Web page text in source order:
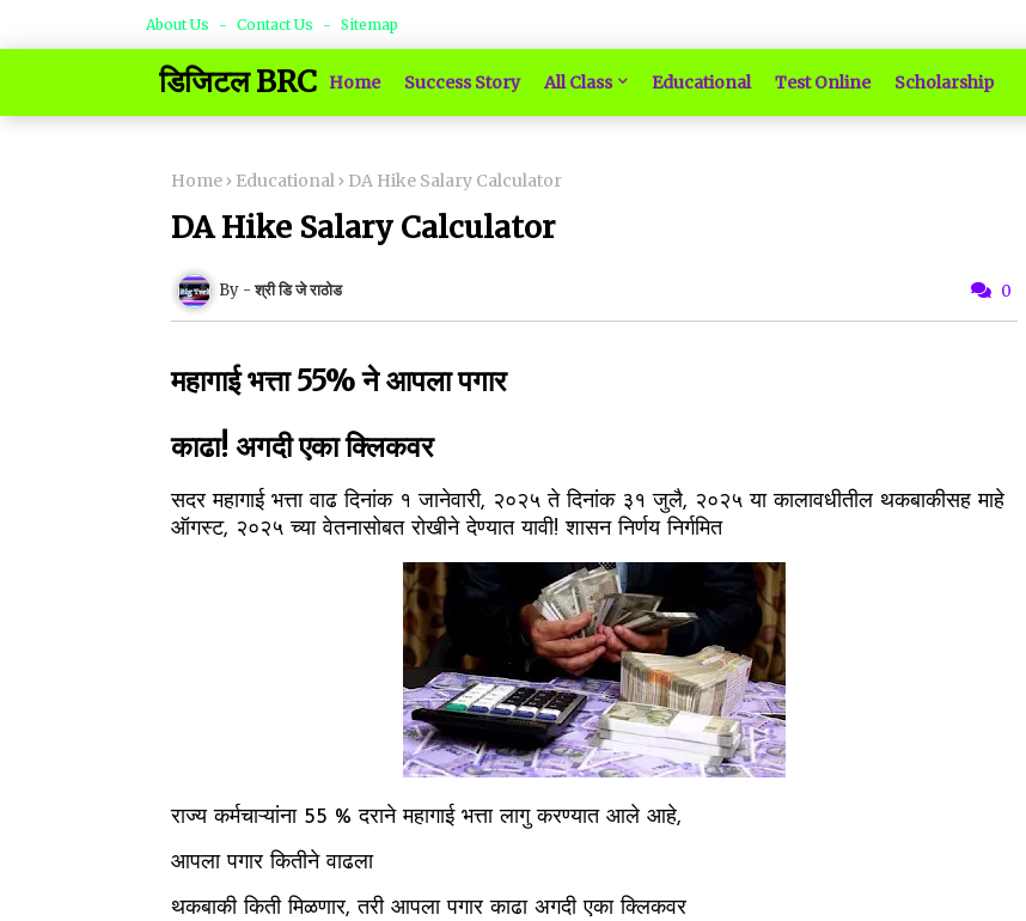
About Us Contact Us Sitemap
डिजिटल BRC Home Success Story All Class Educational Test Online Scholarship
Home Educational DA Hike Salary Calculator
DA Hike Salary Calculator
श्री डि जे राठोड 0
महागाई भत्ता 55% ने आपला पगार
काढा! अगदी एका क्लिकवर
सदर महागाई भत्ता वाढ दिनांक १ जानेवारी, २०२५ ते दिनांक ३१ जुलै, २०२५ या कालावधीतील थकबाकीसह माहे
ऑगस्ट, २०२५ च्या वेतनासोबत रोखीने देण्यात यावी! शासन निर्णय निर्गमित
राज्य कर्मचाऱ्यांना 55 % दराने महागाई भत्ता लागु करण्यात आले आहे,
आपला पगार कितीने वाढला
थकबाकी किती मिळणार, तरी आपला पगार काढा अगदी एका क्लिकवर